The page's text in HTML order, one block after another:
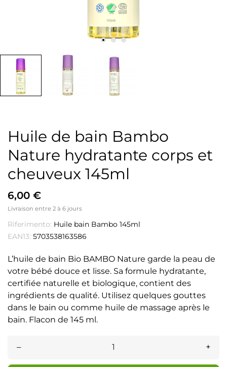
Huile de bain Bambo
Nature hydratante corps et
cheuveux 145ml
6,00 €
Livraison entre 2 à 6 jours
Riferimento: Huile bain Bambo 145ml
EAN13: 5703538163586
L’huile de bain Bio BAMBO Nature garde la peau de
votre bébé douce et lisse. Sa formule hydratante,
certifiée naturelle et biologique, contient des
ingrédients de qualité. Utilisez quelques gouttes
dans le bain ou comme huile de massage après le
bain. Flacon de 145 ml.
– +